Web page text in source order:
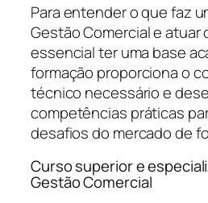
Para entender o que faz
Gestão Comercial e atuar
essencial ter uma base
formação proporciona o
técnico necessário e
competências práticas
desafios do mercado de
Curso superior e
Gestão Comercial